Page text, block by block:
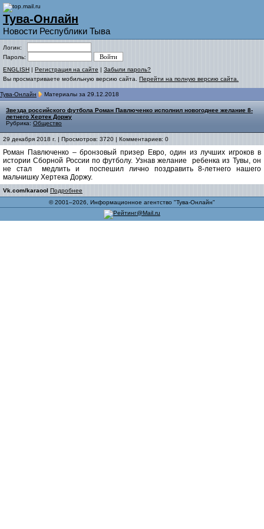
Тува-Онлайн
Новости Республики Тыва
Логин:
Пароль:
ENGLISH | Регистрация на сайте | Забыли пароль?
Вы просматриваете мобильную версию сайта. Перейти на полную версию сайта.
Тува-Онлайн Материалы за 29.12.2018
Звезда российского футбола Роман Павлюченко исполнил новогоднее желание 8-
летнего Хертек Доржу
Рубрика: Общество
29 декабря 2018 г. | Просмотров: 3720 | Комментариев: 0
Роман Павлюченко – бронзовый призер Евро, один из лучших игроков в
истории Сборной России по футболу. Узнав желание ребенка из Тувы, он
не стал медлить и поспешил лично поздравить 8-летнего нашего
мальчишку Хертека Доржу.
Vk.com/karaool
Подробнее
© 2001–2026, Информационное агентство "Тува-Онлайн"